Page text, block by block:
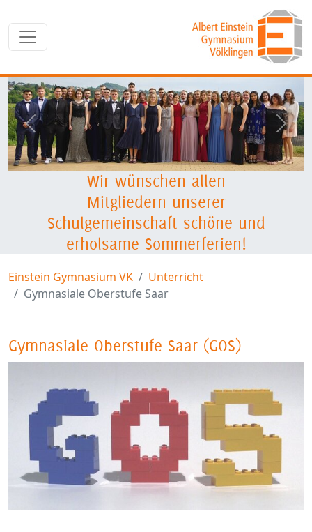
zurück
Wir wünschen allen
Mitgliedern unserer
Schulgemeinschaft schöne und
erholsame Sommerferien!
Einstein Gymnasium VK
Unterricht
Gymnasiale Oberstufe Saar
Gymnasiale Oberstufe Saar (GOS)